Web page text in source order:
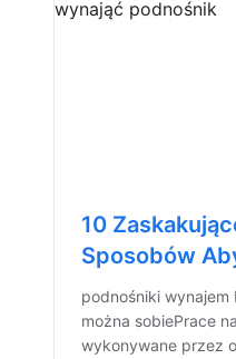
10
Sposobów
podnośniki wynajem
można sobiePrace
wykonywane przez